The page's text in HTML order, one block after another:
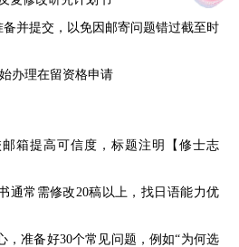
并提交，以免因邮寄问题错过截至时
办理在留资格申请
箱提高可信度，标题注明【修士志
通常需修改20稿以上，找日语能力优
，准备好30个常见问题，例如“为何选